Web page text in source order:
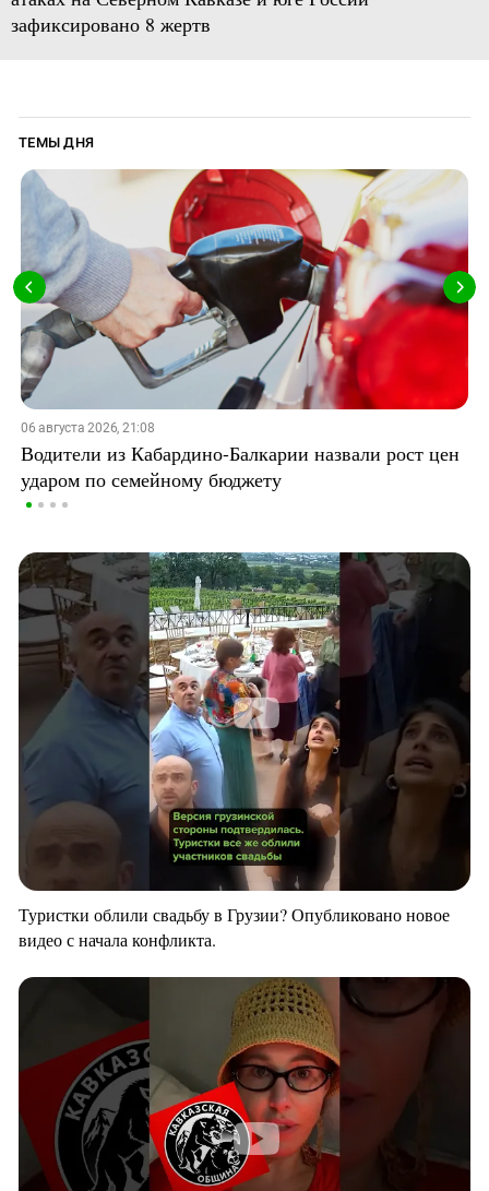
зафиксировано 8 жертв
ТЕМЫ ДНЯ
06 августа 2026, 21:08
Водители из Кабардино-Балкарии назвали рост цен
ударом по семейному бюджету
Туристки облили свадьбу в Грузии? Опубликовано новое
видео с начала конфликта.